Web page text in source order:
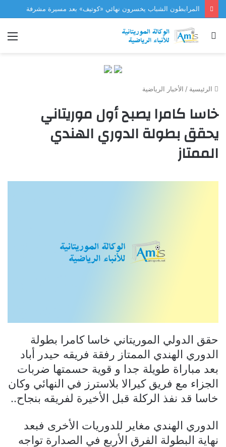
المرابطون الشباب يخسرون نهائي «كوتيف» بعد مسيرة مشرفة
بحث
الرئيسية / الأخبار الرياضية
خاسا كامرا يصبح أول موريتاني
يحقق بطولة الدوري الهندي
الممتاز
حقق الدولي الموريتاني خاسا كامرا بطولة
الدوري الهندي الممتاز رفقة فريقه حيدر أباد
بعد مباراة طويلة جدا و قوية حسمتها ضربات
الجزاء مع فريق كيرالا بلاسترز في النهائي وكان
خاسا قد نفذ الركلة قبل الأخيرة لفريقه بنجاح..
الدوري الهندي مغاير للدوريات الأخرى فبعد
نهاية البطولة الفرق الأربع في الصدارة تواجه